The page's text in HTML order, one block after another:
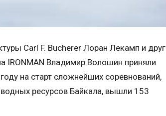
Carl F. Bucherer Лоран Лекамп и друг
IRONMAN Владимир Волошин приняли
на старт сложнейших соревнований,
ресурсов Байкала, вышли 153